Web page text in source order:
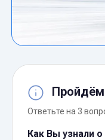
Пройдём
Ответьте на 3
Как Вы узнали о